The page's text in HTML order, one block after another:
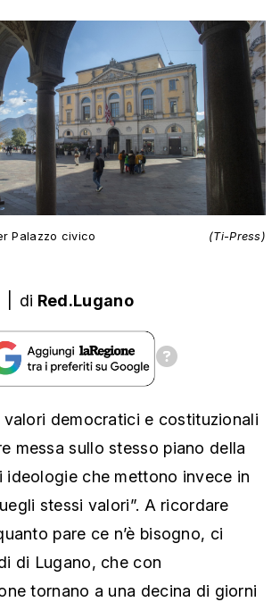
Palazzo civico (Ti-Press)
di Red.Lugano
valori democratici e costituzionali
messa sullo stesso piano della
ideologie che mettono invece in
stessi valori”. A ricordare
pare ce n’è bisogno, ci
di Lugano, che con
tornano a una decina di giorni